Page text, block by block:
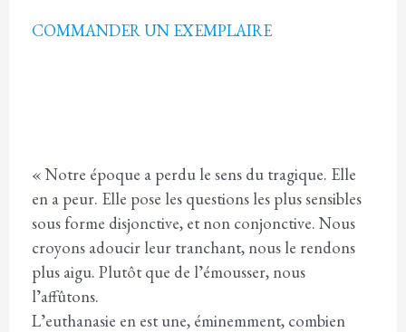
COMMANDER UN EXEMPLAIRE
« Notre époque a perdu le sens du tragique. Elle
en a peur. Elle pose les questions les plus sensibles
sous forme disjonctive, et non conjonctive. Nous
croyons adoucir leur tranchant, nous le rendons
plus aigu. Plutôt que de lʼémousser, nous
lʼaffûtons.
Lʼeuthanasie en est une, éminemment, combien